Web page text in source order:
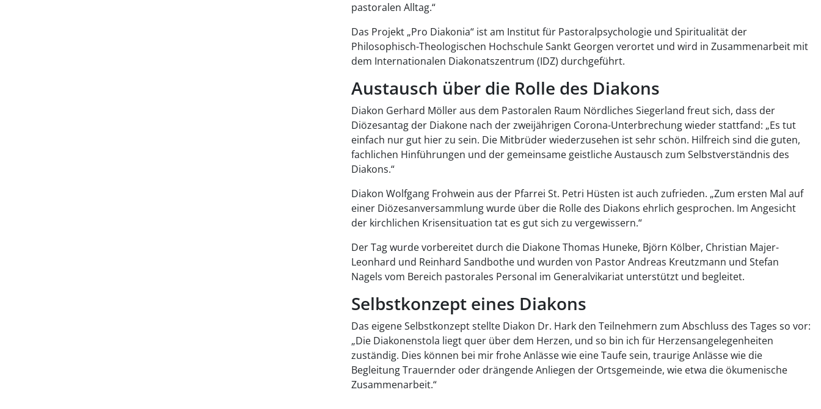
pastoralen Alltag.“
Das Projekt „Pro Diakonia“ ist am Institut für Pastoralpsychologie und Spiritualität der
Philosophisch-Theologischen Hochschule Sankt Georgen verortet und wird in Zusammenarbeit mit
dem Internationalen Diakonatszentrum (IDZ) durchgeführt.
Austausch über die Rolle des Diakons
Diakon Gerhard Möller aus dem Pastoralen Raum Nördliches Siegerland freut sich, dass der
Diözesantag der Diakone nach der zweijährigen Corona-Unterbrechung wieder stattfand: „Es tut
einfach nur gut hier zu sein. Die Mitbrüder wiederzusehen ist sehr schön. Hilfreich sind die guten,
fachlichen Hinführungen und der gemeinsame geistliche Austausch zum Selbstverständnis des
Diakons.“
Diakon Wolfgang Frohwein aus der Pfarrei St. Petri Hüsten ist auch zufrieden. „Zum ersten Mal auf
einer Diözesanversammlung wurde über die Rolle des Diakons ehrlich gesprochen. Im Angesicht
der kirchlichen Krisensituation tat es gut sich zu vergewissern.“
Der Tag wurde vorbereitet durch die Diakone Thomas Huneke, Björn Kölber, Christian Majer-
Leonhard und Reinhard Sandbothe und wurden von Pastor Andreas Kreutzmann und Stefan
Nagels vom Bereich pastorales Personal im Generalvikariat unterstützt und begleitet.
Selbstkonzept eines Diakons
Das eigene Selbstkonzept stellte Diakon Dr. Hark den Teilnehmern zum Abschluss des Tages so vor:
„Die Diakonenstola liegt quer über dem Herzen, und so bin ich für Herzensangelegenheiten
zuständig. Dies können bei mir frohe Anlässe wie eine Taufe sein, traurige Anlässe wie die
Begleitung Trauernder oder drängende Anliegen der Ortsgemeinde, wie etwa die ökumenische
Zusammenarbeit.“